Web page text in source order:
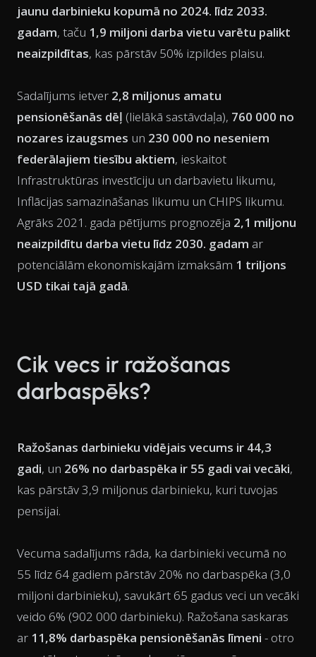
jaunu darbinieku kopumā no 2024. līdz 2033.
gadam, taču 1,9 miljoni darba vietu varētu palikt
neaizpildītas, kas pārstāv 50% izpildes plaisu.
Sadalījums ietver 2,8 miljonus amatu
pensionēšanās dēļ (lielākā sastāvdaļa), 760 000 no
nozares izaugsmes un 230 000 no neseniem
federālajiem tiesību aktiem, ieskaitot
Infrastruktūras investīciju un darbavietu likumu,
Inflācijas samazināšanas likumu un CHIPS likumu.
Agrāks 2021. gada pētījums prognozēja 2,1 miljonu
neaizpildītu darba vietu līdz 2030. gadam ar
potenciālām ekonomiskajām izmaksām 1 triljons
USD tikai tajā gadā.
Cik vecs ir ražošanas
darbaspēks?
Ražošanas darbinieku vidējais vecums ir 44,3
gadi, un 26% no darbaspēka ir 55 gadi vai vecāki,
kas pārstāv 3,9 miljonus darbinieku, kuri tuvojas
pensijai.
Vecuma sadalījums rāda, ka darbinieki vecumā no
55 līdz 64 gadiem pārstāv 20% no darbaspēka (3,0
miljoni darbinieku), savukārt 65 gadus veci un vecāki
veido 6% (902 000 darbinieku). Ražošana saskaras
ar 11,8% darbaspēka pensionēšanās līmeni - otro